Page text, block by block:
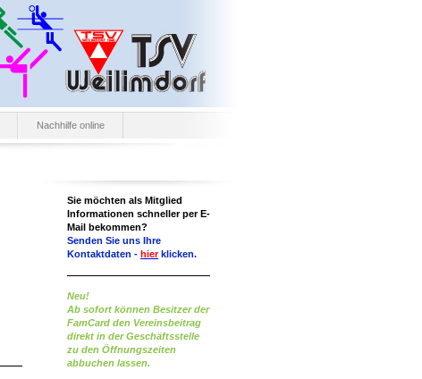
Nachhilfe online
Sie möchten als Mitglied
Informationen schneller per E-
Mail bekommen?
Senden Sie uns Ihre
Kontaktdaten - hierklicken.
Neu!
Ab sofort können Besitzer der
FamCard den Vereinsbeitrag
direkt in der Geschäftsstelle
zu den Öffnungszeiten
abbuchen lassen.